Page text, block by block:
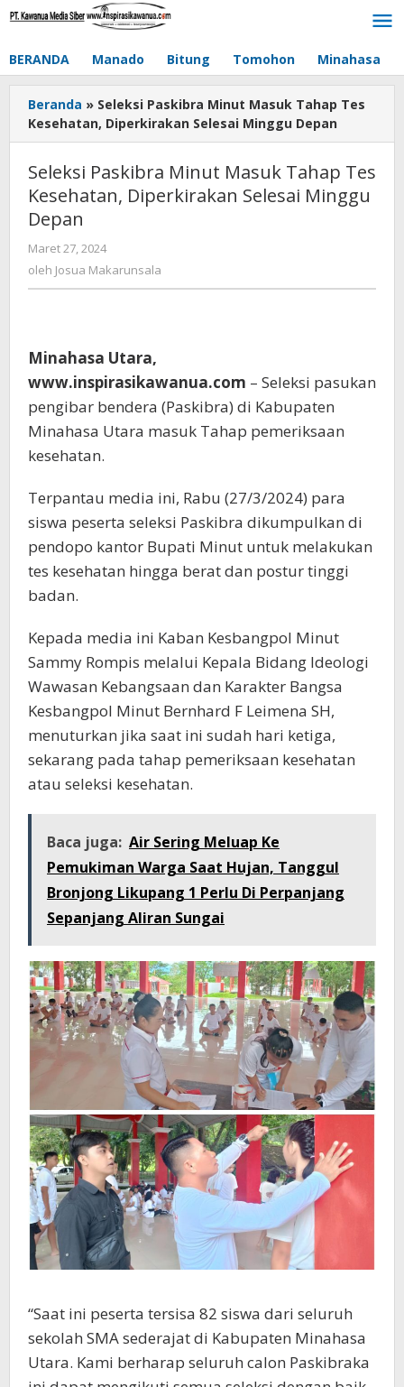
Lewati
BERANDA Manado Bitung Tomohon Minahasa
Beranda » Seleksi Paskibra Minut Masuk Tahap Tes
Kesehatan, Diperkirakan Selesai Minggu Depan
Seleksi Paskibra Minut Masuk Tahap Tes
Kesehatan, Diperkirakan Selesai Minggu
Depan
Maret 27, 2024
Josua
oleh Josua Makarunsala
Minahasa Utara,
www.inspirasikawanua.com – Seleksi pasukan
pengibar bendera (Paskibra) di Kabupaten
Minahasa Utara masuk Tahap pemeriksaan
kesehatan.
Terpantau media ini, Rabu (27/3/2024) para
siswa peserta seleksi Paskibra dikumpulkan di
pendopo kantor Bupati Minut untuk melakukan
tes kesehatan hingga berat dan postur tinggi
badan.
Kepada media ini Kaban Kesbangpol Minut
Sammy Rompis melalui Kepala Bidang Ideologi
Wawasan Kebangsaan dan Karakter Bangsa
Kesbangpol Minut Bernhard F Leimena SH,
menuturkan jika saat ini sudah hari ketiga,
sekarang pada tahap pemeriksaan kesehatan
atau seleksi kesehatan.
Baca juga: Air Sering Meluap Ke
Pemukiman Warga Saat Hujan, Tanggul
Bronjong Likupang 1 Perlu Di Perpanjang
Sepanjang Aliran Sungai
“Saat ini peserta tersisa 82 siswa dari seluruh
sekolah SMA sederajat di Kabupaten Minahasa
Utara. Kami berharap seluruh calon Paskibraka